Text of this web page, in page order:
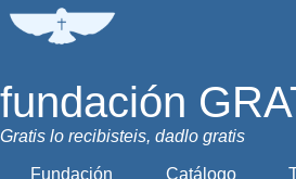
fundación
Gratis lo recibisteis, dadlo gratis
Fundación Catálogo